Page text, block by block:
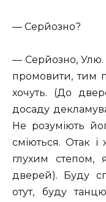
— Серйозно?
— Серйозно, Улю.
промовити, тим
хочуть. (До
досаду
Не розуміють
сміються. Отак
глухим степом,
дверей). Буду
отут, буду